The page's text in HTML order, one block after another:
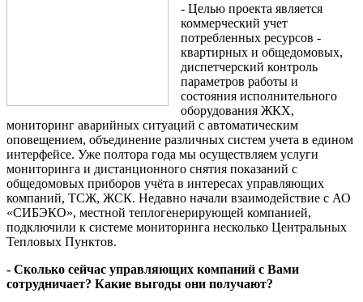
- Целью проекта является
коммерческий учет
потребленных ресурсов -
квартирных и общедомовых,
диспетчерский контроль
параметров работы и
состояния исполнительного
оборудования ЖКХ,
мониторинг аварийных ситуаций с автоматическим
оповещением, объединение различных систем учета в едином
интерфейсе. Уже полтора года мы осуществляем услуги
мониторинга и дистанционного снятия показаний с
общедомовых приборов учёта в интересах управляющих
компаний, ТСЖ, ЖСК. Недавно начали взаимодействие с АО
«СИБЭКО», местной теплогенерирующей компанией,
подключили к системе мониторинга несколько Центральных
Тепловых Пунктов.
- Сколько сейчас управляющих компаний с Вами
сотрудничает? Какие выгоды они получают?